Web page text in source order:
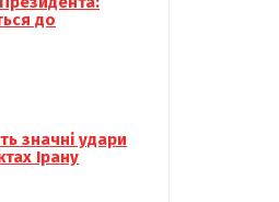
до
значні удари
Ірану